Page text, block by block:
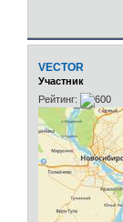
VECTOR
Участник
Рейтинг: